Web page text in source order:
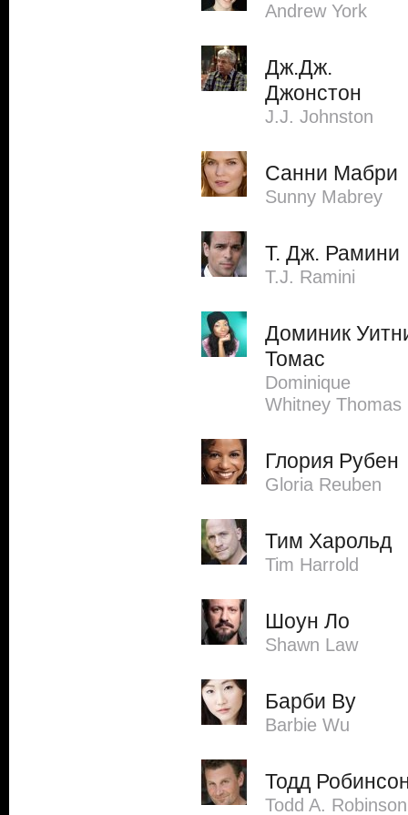
Andrew York
Дж.Дж.
Джонстон
J.J. Johnston
Санни Мабри
Sunny Mabrey
Т. Дж. Рамини
T.J. Ramini
Доминик
Томас
Dominique
Whitney Thomas
Глория Рубен
Gloria Reuben
Тим Харольд
Tim Harrold
Шоун Ло
Shawn Law
Барби Ву
Barbie Wu
Тодд
Todd A. Robinson